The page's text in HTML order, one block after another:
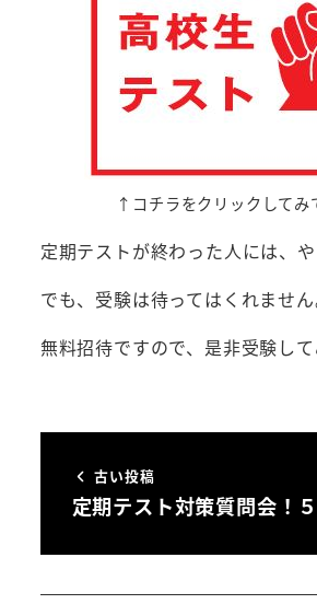
↑コチラをクリックしてみ
定期テストが終わった人には、
でも、受験は待ってはくれませ
無料招待ですので、是非受験して
古い投稿
定期テスト対策質問会！